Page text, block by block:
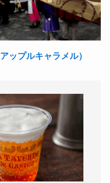
アップルキャラメル）